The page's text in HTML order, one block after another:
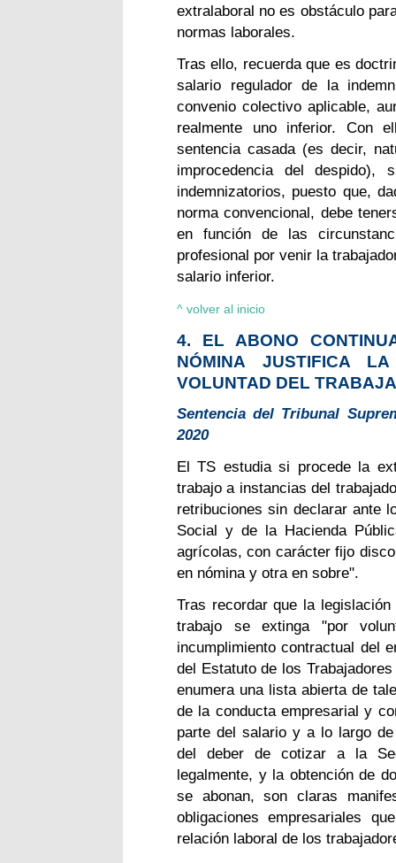
extralaboral no es obstáculo
normas laborales.
Tras ello, recuerda que es
salario regulador de la
convenio colectivo aplicable,
realmente uno inferior. Con
sentencia casada (es decir,
improcedencia del
indemnizatorios, puesto que,
norma convencional, debe
en función de las
profesional por venir la
salario inferior.
^ volver al inicio
4. EL ABONO
NÓMINA JUSTIFICA
VOLUNTAD DEL
Sentencia del Tribunal
2020
El TS estudia si procede la
trabajo a instancias del
retribuciones sin declarar ante
Social y de la Hacienda
agrícolas, con carácter fijo
en nómina y otra en sobre".
Tras recordar que la
trabajo se extinga "por
incumplimiento contractual del
del Estatuto de los Trabajadores
enumera una lista abierta de
de la conducta empresarial y
parte del salario y a lo largo
del deber de cotizar a la
legalmente, y la obtención de
se abonan, son claras
obligaciones empresariales
relación laboral de los